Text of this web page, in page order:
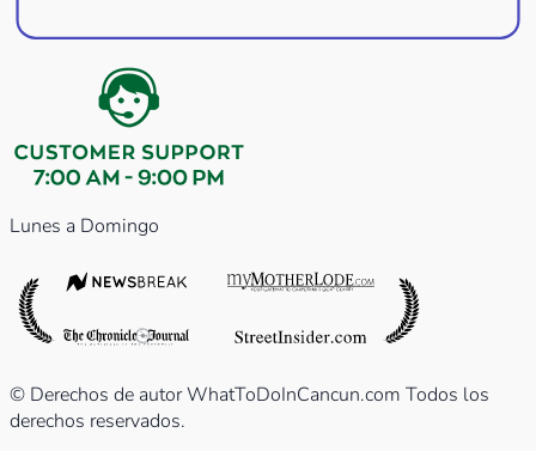
Lunes a Domingo
© Derechos de autor WhatToDoInCancun.com Todos los
derechos reservados.